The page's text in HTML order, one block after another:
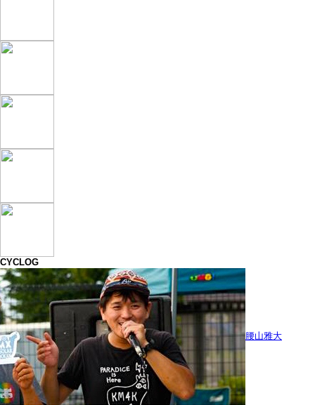
CYCLOG
腰山雅大